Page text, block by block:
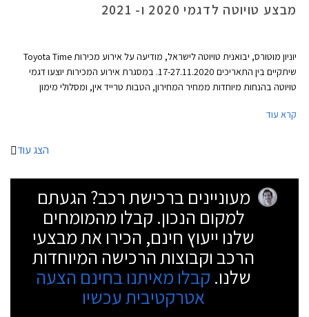
מבצע טויוטה לדגמי 2020 ו- 2021
יוניון מוטורס, יבואנית טויוטה לישראל, מודיעה על אירוע מכירות Toyota Time
שיתקיים בין התאריכים 17-27.11.2020. במסגרת אירוע המכירות יוצעו דגמי
טויוטה בהנחות מיוחדות ממחיר המחירון, הטבות טרייד אין, ומסלולי מימון
קרא עוד
הצג עוד
מעוניינים ברכישת רכב? הגעתם
למקום הנכון. קבלו מהמומחים
שלנו ייעוץ חינם, הכירו את מבצעי
הרכב וקבוצות הרכישה המיוחדות
שלנו. קבלו מאיתנו בחינם הצעה
אטרקטיבית עכשיו